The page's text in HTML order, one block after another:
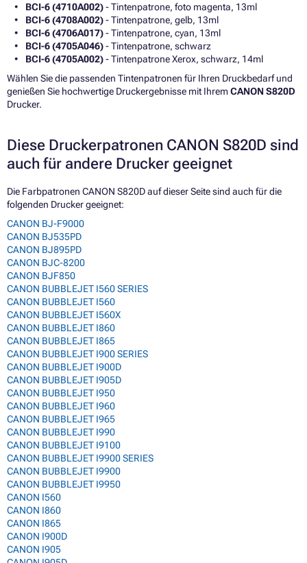
BCI-6 (4710A002)- Tintenpatrone, foto magenta, 13ml
BCI-6 (4708A002)- Tintenpatrone, gelb, 13ml
BCI-6 (4706A017)- Tintenpatrone, cyan, 13ml
BCI-6 (4705A046)- Tintenpatrone, schwarz
BCI-6 (4705A002)- Tintenpatrone Xerox, schwarz, 14ml
Wählen Sie die passenden Tintenpatronen für Ihren Druckbedarf und
genießen Sie hochwertige Druckergebnisse mit IhremCANON S820D
Drucker.
Diese Druckerpatronen CANON S820D sind
auch für andere Drucker geeignet
Die Farbpatronen CANON S820D auf dieser Seite sind auch für die
folgenden Drucker geeignet:
CANON BJ-F9000
CANON BJ535PD
CANON BJ895PD
CANON BJC-8200
CANON BJF850
CANON BUBBLEJET I560 SERIES
CANON BUBBLEJET I560
CANON BUBBLEJET I560X
CANON BUBBLEJET I860
CANON BUBBLEJET I865
CANON BUBBLEJET I900 SERIES
CANON BUBBLEJET I900D
CANON BUBBLEJET I905D
CANON BUBBLEJET I950
CANON BUBBLEJET I960
CANON BUBBLEJET I965
CANON BUBBLEJET I990
CANON BUBBLEJET I9100
CANON BUBBLEJET I9900 SERIES
CANON BUBBLEJET I9900
CANON BUBBLEJET I9950
CANON I560
CANON I860
CANON I865
CANON I900D
CANON I905